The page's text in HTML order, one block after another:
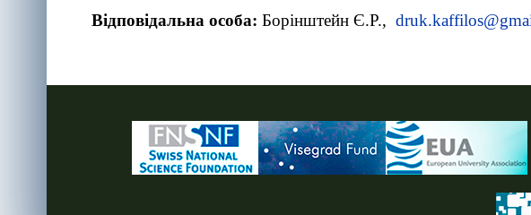
Відповідальна особа: Борінштейн Є.Р.,